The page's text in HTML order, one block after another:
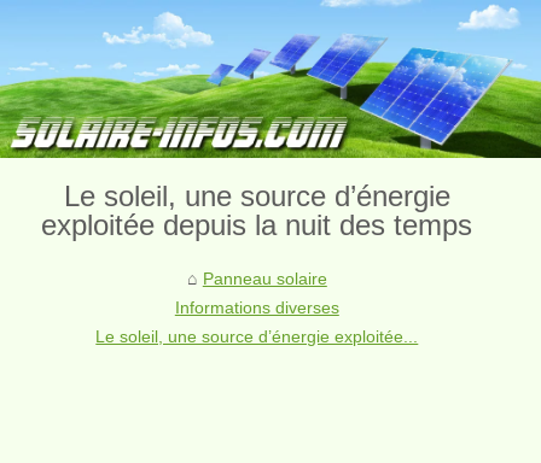
Le soleil, une source d’énergie
exploitée depuis la nuit des temps
Panneau solaire
Informations diverses
Le soleil, une source d’énergie exploitée...